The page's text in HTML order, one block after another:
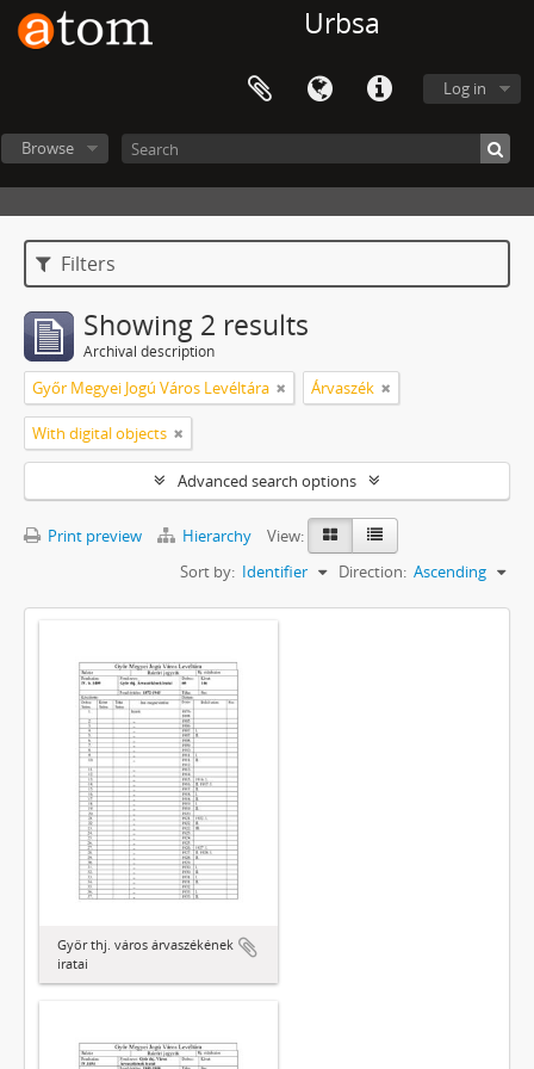
Urbsa
Log in
Browse
Filters
Showing 2 results
Archival description
Győr Megyei Jogú Város Levéltára Árvaszék
With digital objects
Advanced search options
Print preview Hierarchy
View:
Sort by: Identifier Direction: Ascending
Győr thj. város árvaszékének
iratai